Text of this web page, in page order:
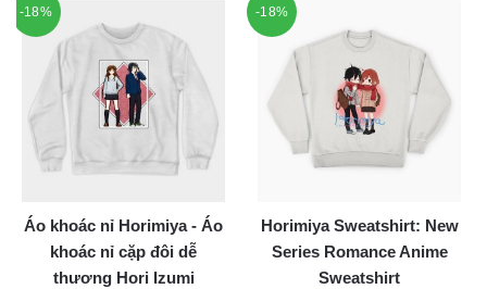
$55.00.$45.00.
$55.00.
-18%
Áo khoác nỉ Horimiya - Áo
khoác nỉ cặp đôi dễ
thương Hori Izumi
-18%
Horimiya Sweatshirt: New
Series Romance Anime
Sweatshirt